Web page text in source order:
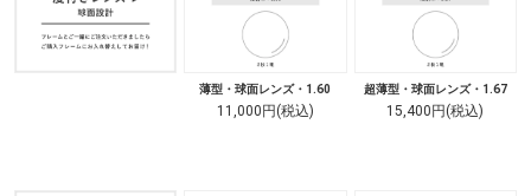
薄型・球面レンズ・1.60
11,000円(税込)
超薄型・球面レンズ・1.67
15,400円(税込)